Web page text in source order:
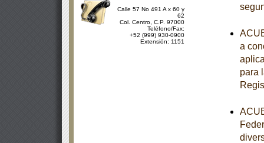
Calle 57 No 491 A x 60 y
62
Col. Centro, C.P. 97000
Teléfono/Fax:
+52 (999) 930-0900
Extensión: 1151
a
para